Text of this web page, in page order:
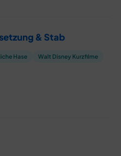
& Stab
Hase Walt Disney Kurzfilme